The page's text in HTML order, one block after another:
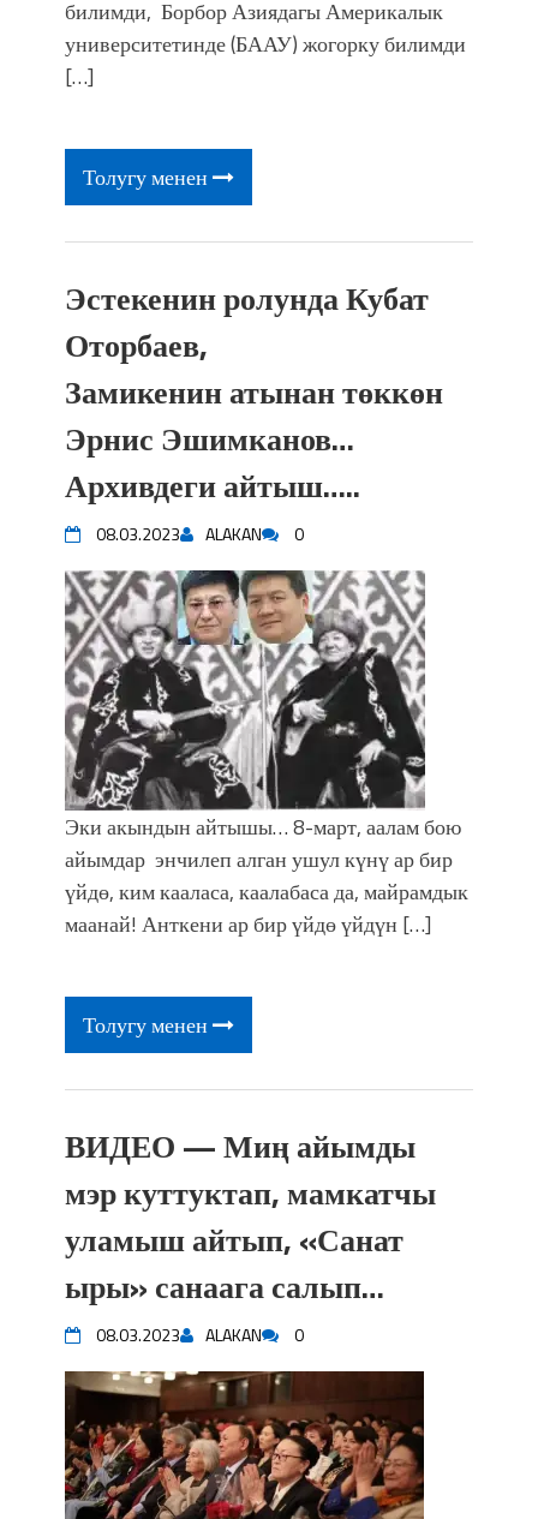
Park'ка 30 миң адам чогулду
билимди, Борбор Азиядагы Америкалык
университетинде (БААУ) жогорку билимди
[…]
Толугу менен
Эстекенин ролунда Кубат
Оторбаев,
Замикенин атынан төккөн
Эрнис Эшимканов…
Архивдеги айтыш…..
08.03.2023 ALAKAN 0
Эки акындын айтышы… 8-март, аалам бою
айымдар энчилеп алган ушул күнү ар бир
үйдө, ким кааласа, каалабаса да, майрамдык
маанай! Анткени ар бир үйдө үйдүн […]
Толугу менен
ВИДЕО — Миң айымды
мэр куттуктап, мамкатчы
уламыш айтып, «Санат
ыры» санаага салып…
08.03.2023 ALAKAN 0